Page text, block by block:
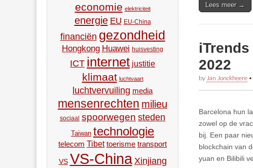
Lees meer →
2022
by Jan Jonckheere •
Barcelona hun
zowel op de
bij. Een paar
blockchain van
yuan en Bilibili
economie elektriciteit
energie EU EU-China
financiën gezondheid
Hongkong Huawei huisvesting
ICT internet justitie
klimaat luchtvaart
luchtvervuiling media
mensenrechten milieu
sociaal spoorwegen steden
Taiwan technologie
telecom Tibet toerisme transport
VS VS-China Xinjiang